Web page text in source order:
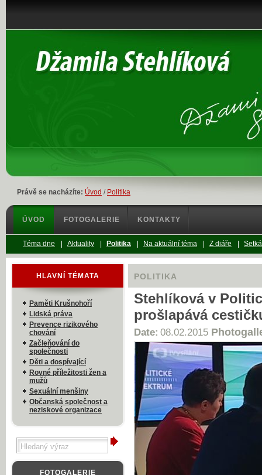
Právě se nacházíte: Úvod / Politika
POLITIKA
Stehlíková v
prošlapává
Date: 08.02.2015
HLAVNÍ TÉMATA
Paměti Krušnohoří
Lidská práva
Prevence rizikového
chování
Začleňování do
společnosti
Děti a dospívající
Rovné příležitosti žen a
mužů
Sexuální menšiny
Občanská společnost a
neziskové organizace
FOTOGALERIE
ÚVOD FOTOGALERIE KONTAKTY
Téma dne Aktuality Politika Na aktuální téma Z diáře